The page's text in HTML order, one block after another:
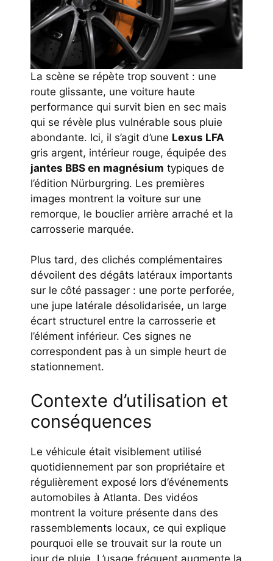
La scène se répète trop souvent : une
route glissante, une voiture haute
performance qui survit bien en sec mais
qui se révèle plus vulnérable sous pluie
abondante. Ici, il s’agit d’une Lexus LFA
gris argent, intérieur rouge, équipée des
jantes BBS en magnésium typiques de
l’édition Nürburgring. Les premières
images montrent la voiture sur une
remorque, le bouclier arrière arraché et la
carrosserie marquée.
Plus tard, des clichés complémentaires
dévoilent des dégâts latéraux importants
sur le côté passager : une porte perforée,
une jupe latérale désolidarisée, un large
écart structurel entre la carrosserie et
l’élément inférieur. Ces signes ne
correspondent pas à un simple heurt de
stationnement.
Contexte d’utilisation et
conséquences
Le véhicule était visiblement utilisé
quotidiennement par son propriétaire et
régulièrement exposé lors d’événements
automobiles à Atlanta. Des vidéos
montrent la voiture présente dans des
rassemblements locaux, ce qui explique
pourquoi elle se trouvait sur la route un
jour de pluie. L’usage fréquent augmente la